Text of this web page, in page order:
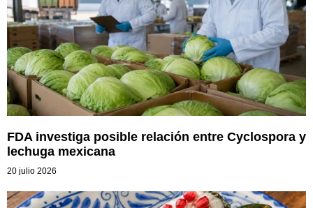
FDA investiga posible relación entre Cyclospora y
lechuga mexicana
20 julio 2026